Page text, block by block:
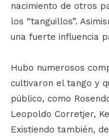
nacimiento de otros
los “tanguillos”.
una fuerte influencia
Hubo numerosos
cultivaron el tango y
público, como
Leopoldo Corretjer,
Existiendo también,